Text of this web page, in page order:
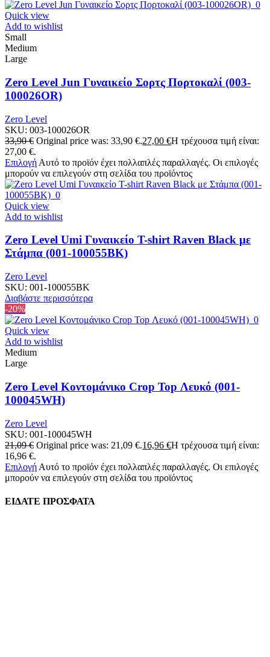
Quick view
Add to wishlist
Small
Medium
Large
Zero Level Jun Γυναικείο Σορτς Πορτοκαλί (003-
100026OR)
Zero Level
SKU: 003-100026OR
33,90€ Original price was: 33,90 €.27,00 €Η τρέχουσα τιμή είναι:
27,00 €.
Επιλογή Αυτό το προϊόν έχει πολλαπλές παραλλαγές. Οι επιλογές
μπορούν να επιλεγούν στη σελίδα του προϊόντος
Quick view
Add to wishlist
Zero Level Umi Γυναικείο T-shirt Raven Black με
Στάμπα (001-100055BK)
Zero Level
SKU: 001-100055BK
Διαβάστε περισσότερα
-20%
Quick view
Add to wishlist
Medium
Large
Zero Level Κοντομάνικο Crop Top Λευκό (001-
100045WH)
Zero Level
SKU: 001-100045WH
21,09€ Original price was: 21,09 €.16,96 €Η τρέχουσα τιμή είναι:
16,96 €.
Επιλογή Αυτό το προϊόν έχει πολλαπλές παραλλαγές. Οι επιλογές
μπορούν να επιλεγούν στη σελίδα του προϊόντος
ΕΙΔΑΤΕ ΠΡΟΣΦΑΤΑ